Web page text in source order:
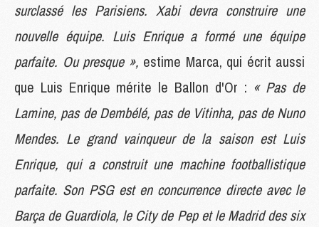
surclassé les Parisiens. Xabi devra construire une
nouvelle équipe. Luis Enrique a formé une équipe
parfaite. Ou presque », estime Marca, qui écrit aussi
que Luis Enrique mérite le Ballon d'Or : « Pas de
Lamine, pas de Dembélé, pas de Vitinha, pas de Nuno
Mendes. Le grand vainqueur de la saison est Luis
Enrique, qui a construit une machine footballistique
parfaite. Son PSG est en concurrence directe avec le
Barça de Guardiola, le City de Pep et le Madrid des six